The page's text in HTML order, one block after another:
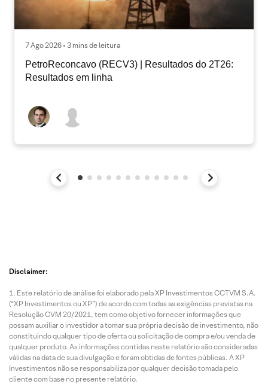
7 Ago 2026 • 3 mins de leitura
PetroReconcavo (RECV3) | Resultados do 2T26:
Resultados em linha
Disclaimer:
Este relatório de análise foi elaborado pela XP Investimentos CCTVM S.A.
(“XP Investimentos ou XP”) de acordo com todas as exigências previstas na
Resolução CVM 20/2021, tem como objetivo fornecer informações que
possam auxiliar o investidor a tomar sua própria decisão de investimento, não
constituindo qualquer tipo de oferta ou solicitação de compra e/ou venda de
qualquer produto. As informações contidas neste relatório são consideradas
válidas na data de sua divulgação e foram obtidas de fontes públicas. A XP
Investimentos não se responsabiliza por qualquer decisão tomada pelo
cliente com base no presente relatório.